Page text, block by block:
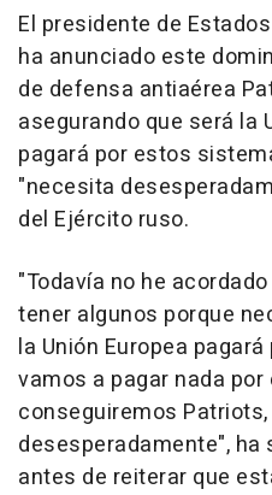
El presidente de
ha anunciado este
de defensa antiaérea
asegurando que será la
pagará por estos
"necesita
del Ejército ruso.
"Todavía no he
tener algunos porque
la Unión Europea
vamos a pagar nada por
conseguiremos
desesperadamente", ha
antes de reiterar que